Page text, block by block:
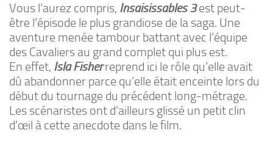
Vous l’aurez compris, Insaisissables 3est peut-
être l’épisode le plus grandiose de la saga. Une
aventure menée tambour battant avec l’équipe
des Cavaliers au grand complet qui plus est.
En effet, Isla Fisherreprend ici le rôle qu’elle avait
dû abandonner parce qu’elle était enceinte lors du
début du tournage du précédent long-métrage.
Les scénaristes ont d’ailleurs glissé un petit clin
d’œil à cette anecdote dans le film.